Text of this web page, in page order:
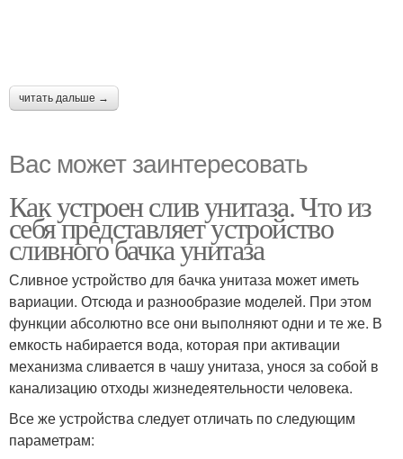
читать дальше →
Вас может заинтересовать
Как устроен слив унитаза. Что из
себя представляет устройство
сливного бачка унитаза
Сливное устройство для бачка унитаза может иметь
вариации. Отсюда и разнообразие моделей. При этом
функции абсолютно все они выполняют одни и те же. В
емкость набирается вода, которая при активации
механизма сливается в чашу унитаза, унося за собой в
канализацию отходы жизнедеятельности человека.
Все же устройства следует отличать по следующим
параметрам: